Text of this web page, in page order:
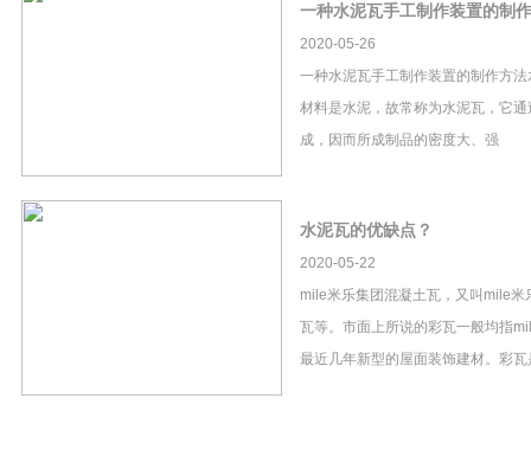
一种水泥瓦手工制作装置的制
2020-05-26
一种水泥瓦手工制作装置的制作方
材料是水泥，故常称为水泥瓦，它
成，因而所成制品的密度大、强
水泥瓦的优缺点？
2020-05-22
mile米乐集团混凝土瓦，又叫mile米
瓦等。市面上所说的彩瓦一般均指
最近几年新型的屋面装饰建材。彩